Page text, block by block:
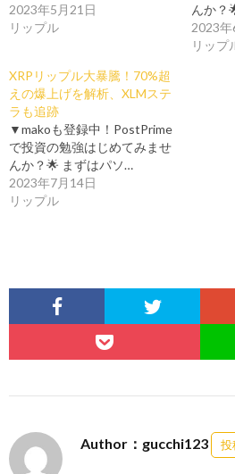
2023年5月21日
リップル
んか
2023年
リップ
XRPリップル大暴騰！70%超
えの爆上げを解析、XLMステ
ラも追跡
▼makoも登録中！PostPrime
で投資の勉強はじめてみませ
んか？🌟 まずはパソ…
2023年7月14日
リップル
Author：gucchi123 投